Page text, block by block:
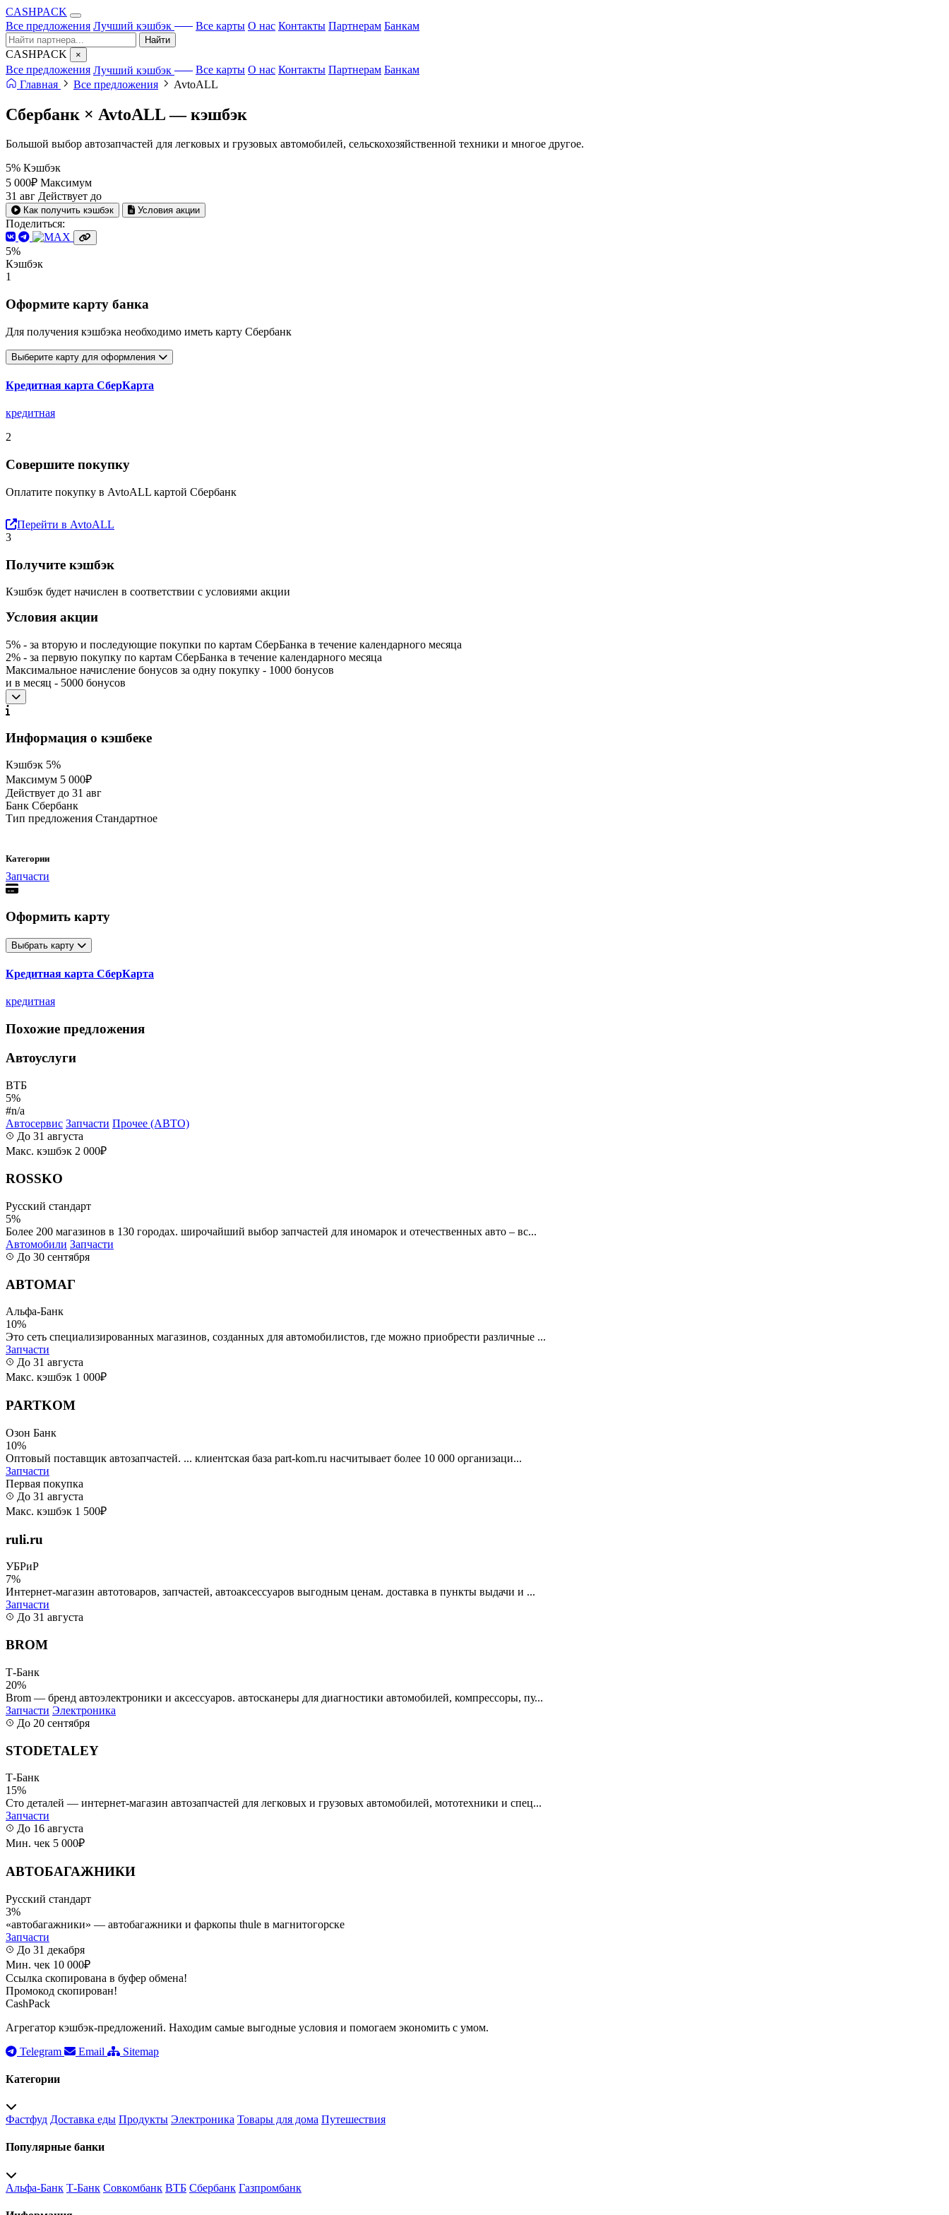
CASHPACK
Все предложения Лучший кэшбэк Все карты О нас Контакты Партнерам Банкам
Найти
CASHPACK ×
Все предложения Лучший кэшбэк Все карты О нас Контакты Партнерам Банкам
Главная
Все предложения AvtoALL
Сбербанк × AvtoALL —кэшбэк
Большой выбор автозапчастей для легковых и грузовых автомобилей, сельскохозяйственной техники и многое другое.
5% Кэшбэк
5 000₽ Максимум
31 авг Действует до
Как получить кэшбэк Условия акции
Поделиться:
5%
Кэшбэк
1
Оформите карту банка
Для получения кэшбэка необходимо иметь карту Сбербанк
Выберите карту для оформления
Кредитная карта СберКарта
кредитная
2
Совершите покупку
Оплатите покупку в AvtoALL картой Сбербанк
Перейти в AvtoALL
3
Получите кэшбэк
Кэшбэк будет начислен в соответствии с условиями акции
Условия акции
5% - за вторую и последующие покупки по картам СберБанка в течение календарного месяца
2% - за первую покупку по картам СберБанка в течение календарного месяца
Максимальное начисление бонусов за одну покупку - 1000 бонусов
и в месяц - 5000 бонусов
Информация о кэшбеке
Кэшбэк 5%
Максимум 5 000₽
Действует до 31 авг
Банк Сбербанк
Тип предложения Стандартное
Категории
Запчасти
Оформить карту
Выбрать карту
Кредитная карта СберКарта
кредитная
Похожие предложения
Автоуслуги
ВТБ
5%
#n/a
Автосервис Запчасти Прочее (АВТО)
До 31 августа
Макс. кэшбэк 2 000₽
ROSSKO
Русский стандарт
5%
Более 200 магазинов в 130 городах. широчайший выбор запчастей для иномарок и отечественных авто – вс...
Автомобили Запчасти
До 30 сентября
АВТОМАГ
Альфа-Банк
10%
Это сеть специализированных магазинов, созданных для автомобилистов, где можно приобрести различные ...
Запчасти
До 31 августа
Макс. кэшбэк 1 000₽
PARTKOM
Озон Банк
10%
Оптовый поставщик автозапчастей. ... клиентская база part-kom.ru насчитывает более 10 000 организаци...
Запчасти
Первая покупка
До 31 августа
Макс. кэшбэк 1 500₽
ruli.ru
УБРиР
7%
Интернет-магазин автотоваров, запчастей, автоаксессуаров выгодным ценам. доставка в пункты выдачи и ...
Запчасти
До 31 августа
BROM
Т-Банк
20%
Brom — бренд автоэлектроники и аксессуаров. автосканеры для диагностики автомобилей, компрессоры, пу...
Запчасти Электроника
До 20 сентября
STODETALEY
Т-Банк
15%
Сто деталей — интернет-магазин автозапчастей для легковых и грузовых автомобилей, мототехники и спец...
Запчасти
До 16 августа
Мин. чек 5 000₽
АВТОБАГАЖНИКИ
Русский стандарт
3%
«автобагажники» — автобагажники и фаркопы thule в магнитогорске
Запчасти
До 31 декабря
Мин. чек 10 000₽
Ссылка скопирована в буфер обмена!
Промокод скопирован!
CashPack
Агрегатор кэшбэк-предложений. Находим самые выгодные условия и помогаем экономить с умом.
Telegram
Email Sitemap
Категории
Фастфуд Доставка еды Продукты Электроника Товары для дома Путешествия
Популярные банки
Альфа-Банк Т-Банк Совкомбанк ВТБ Сбербанк Газпромбанк